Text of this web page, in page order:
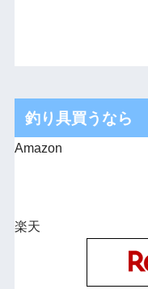
釣り具買うなら
Amazon
楽天